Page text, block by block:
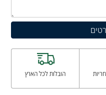
הובלות לכל הארץ